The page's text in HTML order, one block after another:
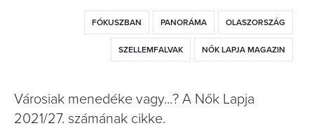
FÓKUSZBAN PANORÁMA OLASZORSZÁG
SZELLEMFALVAK NŐK LAPJA MAGAZIN
Városiak menedéke vagy...? A Nők Lapja
2021/27. számának cikke.